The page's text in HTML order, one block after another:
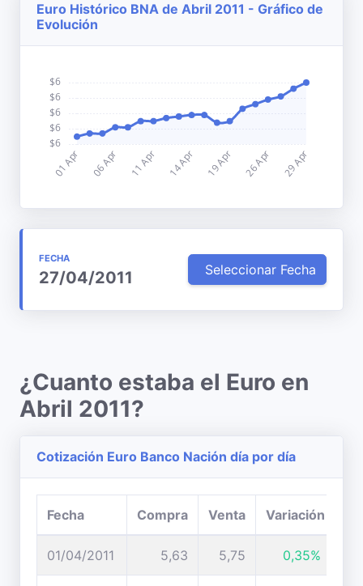
Euro Histórico BNA de Abril 2011 - Gráfico de
Evolución
FECHA
27/04/2011 Seleccionar Fecha
¿Cuanto estaba el Euro en
Abril 2011?
Cotización Euro Banco Nación día por día
Fecha Compra Venta Variación
01/04/2011 5,63 5,75 0,35%